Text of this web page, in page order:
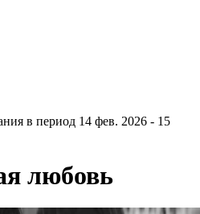
в период 14 фев. 2026 - 15
любовь